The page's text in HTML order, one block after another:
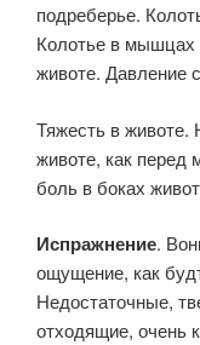
подреберье.
Колотье в мышцах
животе. Давление
Тяжесть в живо­те.
животе, как перед
боль в боках
Испражнение.
ощущение, как
Недостаточные,
отходящие, очень